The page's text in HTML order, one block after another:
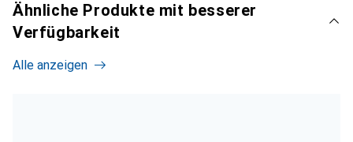
Ähnliche Produkte mit besserer
Verfügbarkeit
Alle anzeigen